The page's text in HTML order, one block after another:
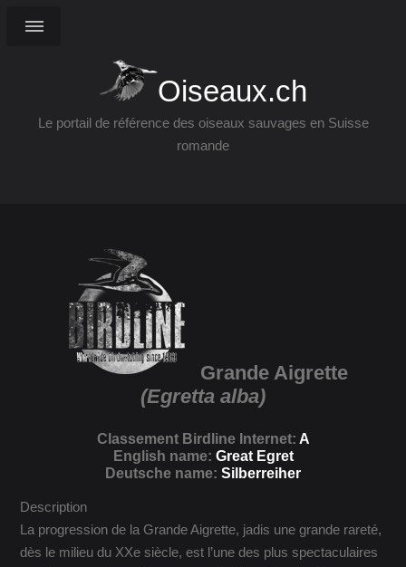
Oiseaux.ch
Le portail de référence des oiseaux sauvages en Suisse
romande
Grande Aigrette
(Egretta alba)
Classement Birdline Internet: A
English name: Great Egret
Deutsche name: Silberreiher
Description
La progression de la Grande Aigrette, jadis une grande rareté,
dès le milieu du XXe siècle, est l’une des plus spectaculaires